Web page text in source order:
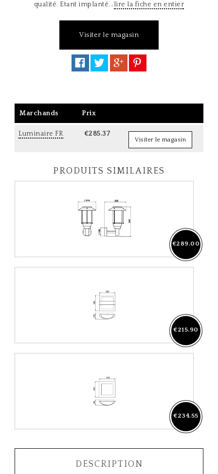
qualité. Etant implanté...lire la fiche en entier
Visiter le magasin
Marchands Prix
Luminaire FR €285.37
Visiter le magasin
PRODUITS SIMILAIRES
€289.00
€215.90
€234.55
DESCRIPTION